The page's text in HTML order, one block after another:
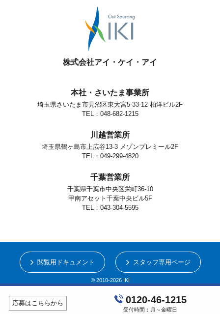
株式会社アイ・ケイ・アイ
本社・さいたま事業所
埼玉県さいたま市見沼区東大宮5-33-12 柏洋ビル2F
TEL：048-682-1215
川越営業所
埼玉県鶴ヶ島市上広谷13-3 メゾンプレミール2F
TEL：049-299-4820
千葉営業所
千葉県千葉市中央区栄町36-10
甲南アセット千葉中央ビル5F
TEL：043-304-5595
© 2010-2026 IKI
閲覧用ドキュメント スタッフ専用ページ
応募はこちらから 0120-46-1215
受付時間：月～金曜日